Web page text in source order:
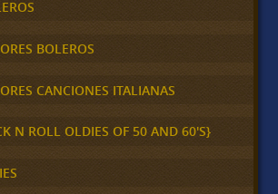
BOLEROS
CANCIONES ITALIANAS
N ROLL OLDIES OF 50 AND 60'S}